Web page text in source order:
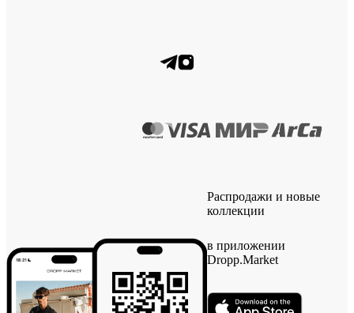
Распродажи и новые
коллекции
в приложении
Dropp.Market